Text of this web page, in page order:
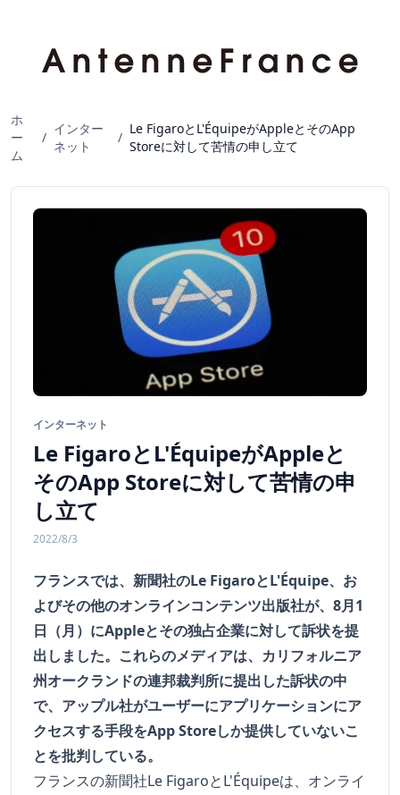
ホ
ー
ム
/
インター
ネット
/
Le FigaroとL'ÉquipeがAppleとそのApp
Storeに対して苦情の申し立て
インターネット
Le FigaroとL'ÉquipeがAppleと
そのApp Storeに対して苦情の申
し立て
2022/8/3
フランスでは、新聞社のLe FigaroとL'Équipe、お
よびその他のオンラインコンテンツ出版社が、8月1
日（月）にAppleとその独占企業に対して訴状を提
出しました。これらのメディアは、カリフォルニア
州オークランドの連邦裁判所に提出した訴状の中
で、アップル社がユーザーにアプリケーションにア
クセスする手段をApp Storeしか提供していないこ
とを批判している。
フランスの新聞社Le FigaroとL'Équipeは、オンライ